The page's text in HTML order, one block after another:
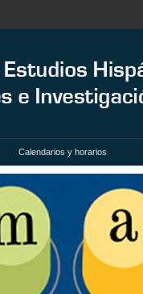
Calendarios y horarios